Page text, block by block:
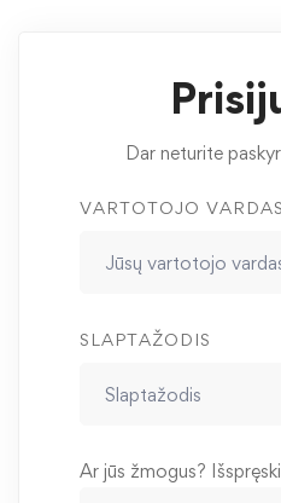
Dar neturite
VARTOTOJO
SLAPTAŽODIS
Ar jūs žmogus?